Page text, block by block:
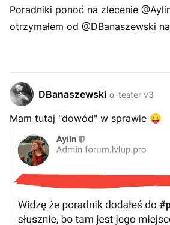
Poradniki ponoć na zlecenie
otrzymałem od @DBanaszewski
DBanaszewski α-tester v3
Mam tutaj "dowód" w sprawie 😛